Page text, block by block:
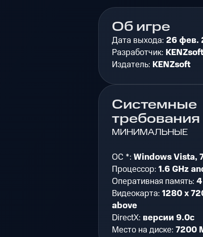
Об игре
Дата выхода: 26 фев.
Разработчик: KENZsoft
Издатель: KENZsoft
Системные
требования
МИНИМАЛЬНЫЕ
ОС *: Windows Vista,
Процессор: 1.6 GHz
Оперативная память:
Видеокарта: 1280 x
above
DirectX: версии 9.0c
Место на диске: 7200